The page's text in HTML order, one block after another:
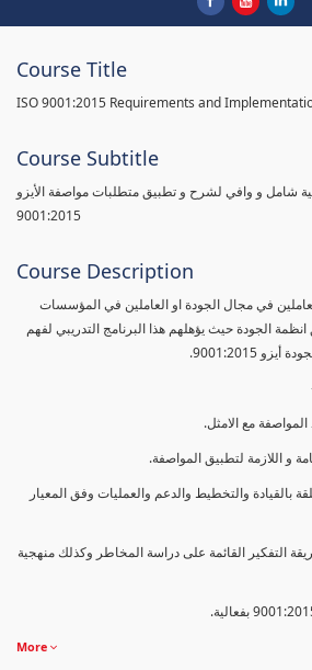
Course Title
ISO 9001:2015 Requirements and
Course Subtitle
شامل و وافي لشرح و تطبيق متطلبات مواصفة الأيزو
9001:2015
Course Description
في مجال الجودة او العاملين في المؤسسات
الجودة حيث يؤهلهم هذا البرنامج التدريبي لفهم
9001:2015.
مع الامثل.
و اللازمة لتطبيق المواصفة.
بالقيادة والتخطيط والدعم والعمليات وفق المعيار
التفكير القائمة على دراسة المخاطر وكذلك منهجية
More